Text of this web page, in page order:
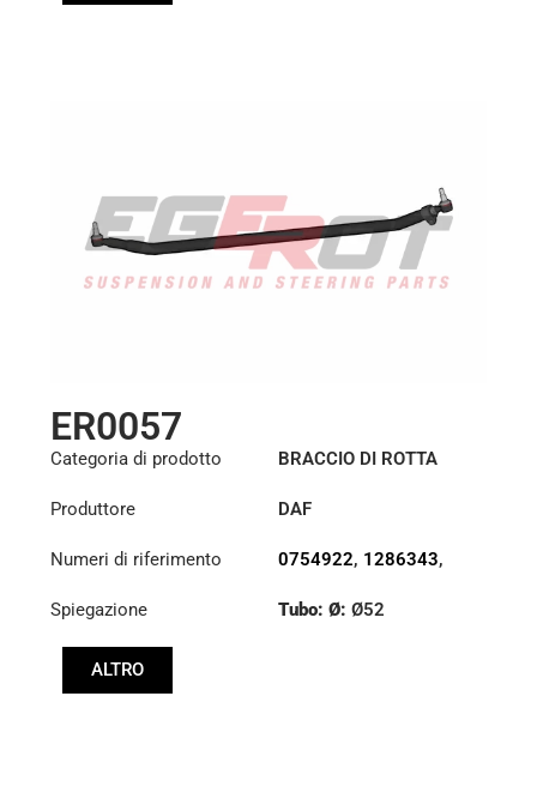
ER0057
Categoria di prodotto BRACCIO DI ROTTA
Produttore DAF
Numeri di riferimento 0754922, 1286343,
Spiegazione
Tubo: Ø:Ø52
ALTRO